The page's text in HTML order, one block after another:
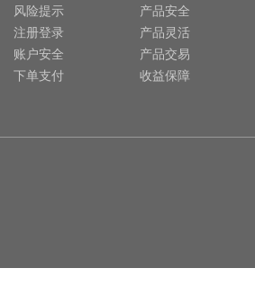
风险提示
注册登录
账户安全
下单支付
产品安全
产品灵活
产品交易
收益保障